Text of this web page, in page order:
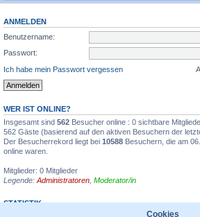
ANMELDEN
Benutzername:
Passwort:
Ich habe mein Passwort vergessen
WER IST ONLINE?
Insgesamt sind 562 Besucher online : 0 sichtbare
562 Gäste (basierend auf den aktiven Besuchern der
Der Besucherrekord liegt bei 10588 Besuchern, die am
online waren.
Mitglieder: 0 Mitglieder
Legende: Administratoren Moderator/in
STATISTIK
Cookies